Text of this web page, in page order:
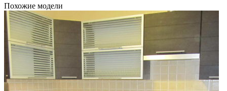
Похожие модели